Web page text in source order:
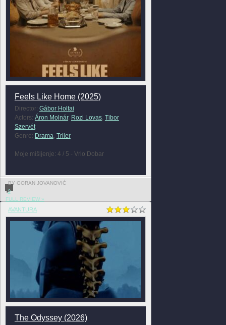
Feels Like Home (2025)
Director: Gábor Holtai
Actors: Áron Molnár, Rozi Lovas, Tibor
Szervét
Genre: Drama, Triler
Moje mišljenje: 4 / 5 - Vrlo Dobar
BY GORAN JOVANOVIĆ
0
FULL REVIEW »
AVANTURA
The Odyssey (2026)